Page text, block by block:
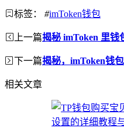
标签： #imToken钱包
上一篇揭秘 imToken 里钱
下一篇揭秘，imToken钱
相关文章